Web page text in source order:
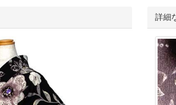
詳細